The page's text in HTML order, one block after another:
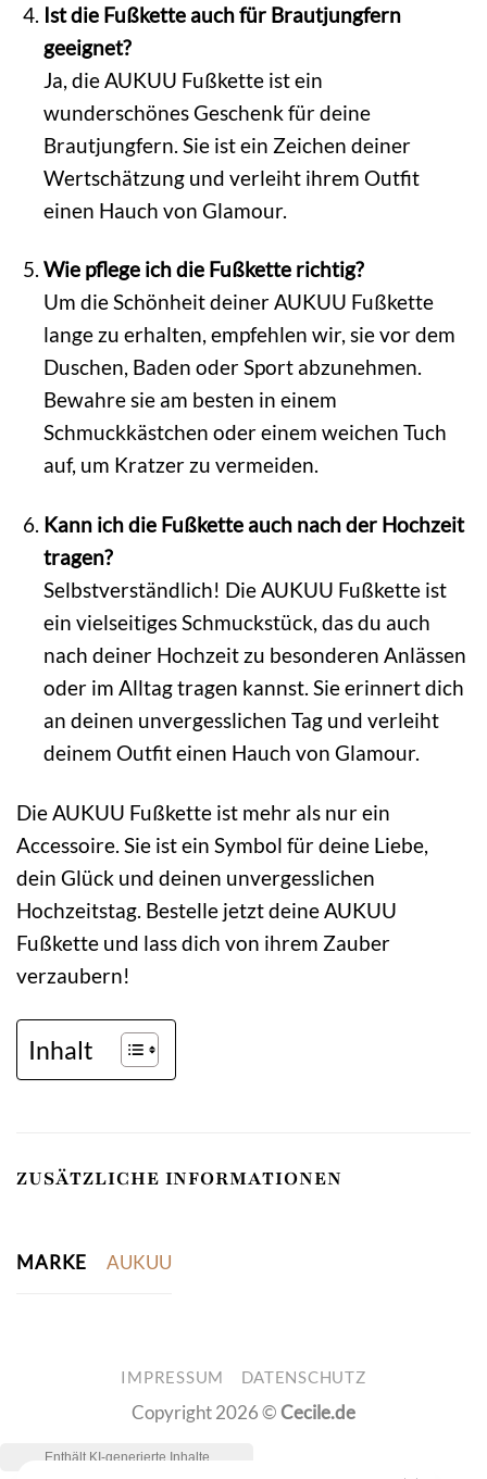
Ist die Fußkette auch für Brautjungfern
geeignet?
Ja, die AUKUU Fußkette ist ein
wunderschönes Geschenk für deine
Brautjungfern. Sie ist ein Zeichen deiner
Wertschätzung und verleiht ihrem Outfit
einen Hauch von Glamour.
Wie pflege ich die Fußkette richtig?
Um die Schönheit deiner AUKUU Fußkette
lange zu erhalten, empfehlen wir, sie vor dem
Duschen, Baden oder Sport abzunehmen.
Bewahre sie am besten in einem
Schmuckkästchen oder einem weichen Tuch
auf, um Kratzer zu vermeiden.
Kann ich die Fußkette auch nach der Hochzeit
tragen?
Selbstverständlich! Die AUKUU Fußkette ist
ein vielseitiges Schmuckstück, das du auch
nach deiner Hochzeit zu besonderen Anlässen
oder im Alltag tragen kannst. Sie erinnert dich
an deinen unvergesslichen Tag und verleiht
deinem Outfit einen Hauch von Glamour.
Die AUKUU Fußkette ist mehr als nur ein
Accessoire. Sie ist ein Symbol für deine Liebe,
dein Glück und deinen unvergesslichen
Hochzeitstag. Bestelle jetzt deine AUKUU
Fußkette und lass dich von ihrem Zauber
verzaubern!
Inhalt
ZUSÄTZLICHE INFORMATIONEN
MARKE AUKUU
IMPRESSUM DATENSCHUTZ
Copyright 2026 ©Cecile.de